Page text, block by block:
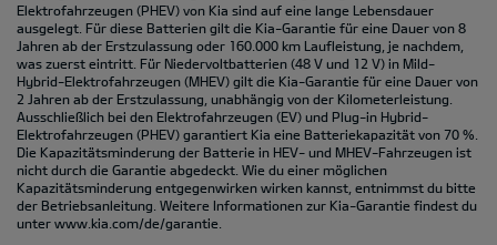
Elektrofahrzeugen (PHEV) von Kia sind auf eine lange Lebensdauer
ausgelegt. Für diese Batterien gilt die Kia-Garantie für eine Dauer von 8
Jahren ab der Erstzulassung oder 160.000 km Laufleistung, je nachdem,
was zuerst eintritt. Für Niedervoltbatterien (48 V und 12 V) in Mild-
Hybrid-Elektrofahrzeugen (MHEV) gilt die Kia-Garantie für eine Dauer von
2 Jahren ab der Erstzulassung, unabhängig von der Kilometerleistung.
Ausschließlich bei den Elektrofahrzeugen (EV) und Plug-in Hybrid-
Elektrofahrzeugen (PHEV) garantiert Kia eine Batteriekapazität von 70 %.
Die Kapazitätsminderung der Batterie in HEV- und MHEV-Fahrzeugen ist
nicht durch die Garantie abgedeckt. Wie du einer möglichen
Kapazitätsminderung entgegenwirken wirken kannst, entnimmst du bitte
der Betriebsanleitung. Weitere Informationen zur Kia-Garantie findest du
unter www.kia.com/de/garantie.